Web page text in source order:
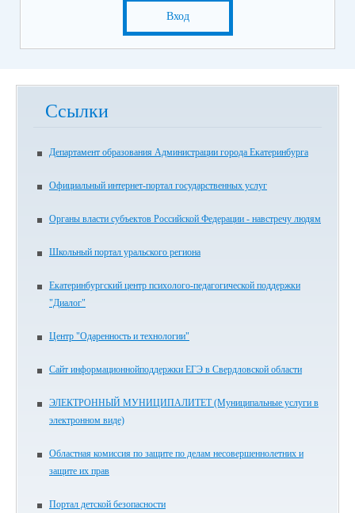
Вход
Ссылки
Департамент образования Администрации города Екатеринбурга
Официальный интернет-портал государственных услуг
Органы власти субъектов Российской Федерации - навстречу людям
Школьный портал уральского региона
Екатеринбургский центр психолого-педагогической поддержки
"Диалог"
Центр "Одаренность и технологии"
Сайт информационнойподдержки ЕГЭ в Свердловской области
ЭЛЕКТРОННЫЙ МУНИЦИПАЛИТЕТ (Муниципальные услуги в
электронном виде)
Областная комиссия по защите по делам несовершеннолетних и
защите их прав
Портал детской безопасности